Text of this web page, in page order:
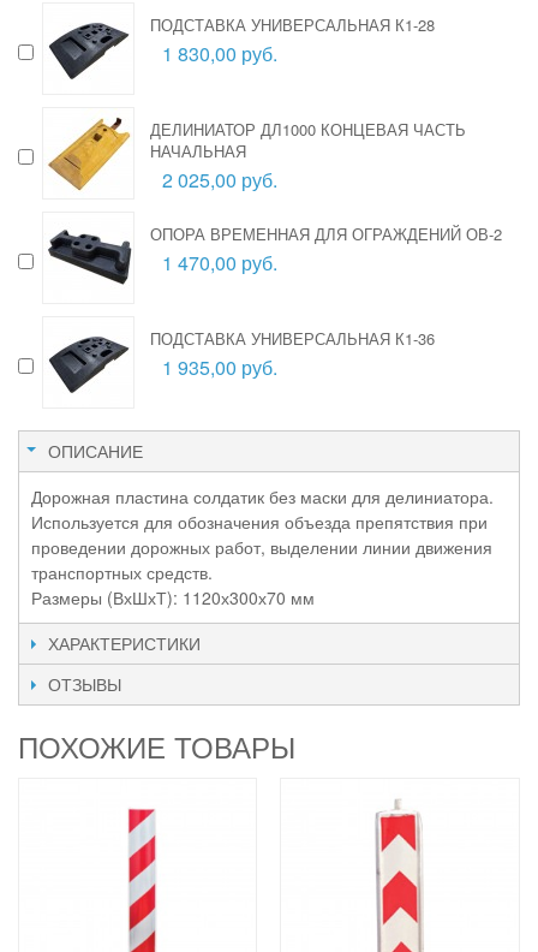
ПОДСТАВКА УНИВЕРСАЛЬНАЯ К1-28
1 830,00 руб.
ДЕЛИНИАТОР ДЛ1000 КОНЦЕВАЯ ЧАСТЬ
НАЧАЛЬНАЯ
2 025,00 руб.
ОПОРА ВРЕМЕННАЯ ДЛЯ ОГРАЖДЕНИЙ ОВ-2
1 470,00 руб.
ПОДСТАВКА УНИВЕРСАЛЬНАЯ К1-36
1 935,00 руб.
ОПИСАНИЕ
Дорожная пластина солдатик без маски для делиниатора.
Используется для обозначения объезда препятствия при
проведении дорожных работ, выделении линии движения
транспортных средств.
Размеры (ВхШхТ): 1120х300х70 мм
ХАРАКТЕРИСТИКИ
ОТЗЫВЫ
ПОХОЖИЕ ТОВАРЫ